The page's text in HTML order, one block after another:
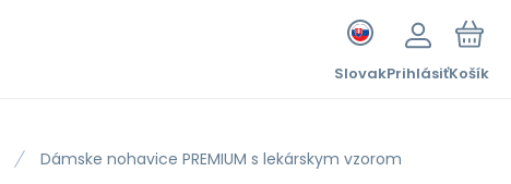
SlovakPrihlásiťKošík
Dámske nohavice PREMIUM s lekárskym vzorom